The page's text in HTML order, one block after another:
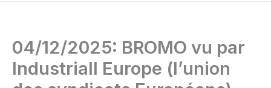
04/12/2025: BROMO vu par
Industriall Europe (l’union